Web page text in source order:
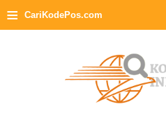
≡ CariKodePos.com